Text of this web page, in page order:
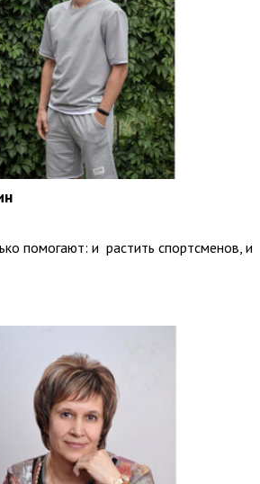
помогают: и растить спортсменов, и